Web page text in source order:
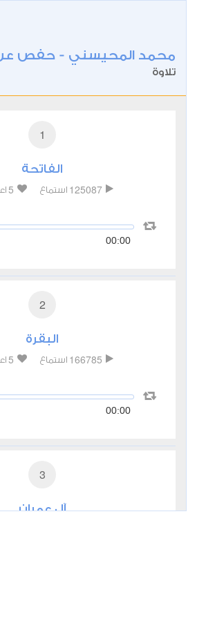
محمد المحيسني - حفص
تلاوة
1
الفاتحة
125087 استماع 5
00:00
2
البقرة
166785 استماع 5
00:00
3
آل عمران